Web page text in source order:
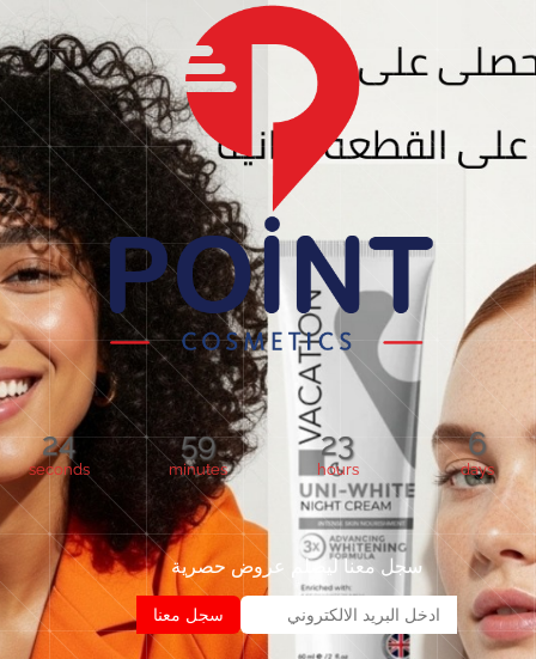
6
days
23
hours
59
minutes
24
seconds
سجل معنا ليصلم عروض حصرية